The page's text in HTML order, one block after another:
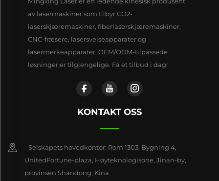
av lasermaskiner som tilbyr CO2-
laserskjæremaskiner, fiberlaserskjæremaskiner,
CNC-fræsere, lasersveiseapparater og
lasermerkeapparater. OEM/ODM-tilpassede
løsninger er tilgjengelige. Få et tilbud i dag!
KONTAKT OSS
- Selskapets hovedkontor: Rom 1303, Bygning 4,
UnitedFortune-plaza, Høyteknologisone, Jinan-by,
provinsen Shandong, Kina